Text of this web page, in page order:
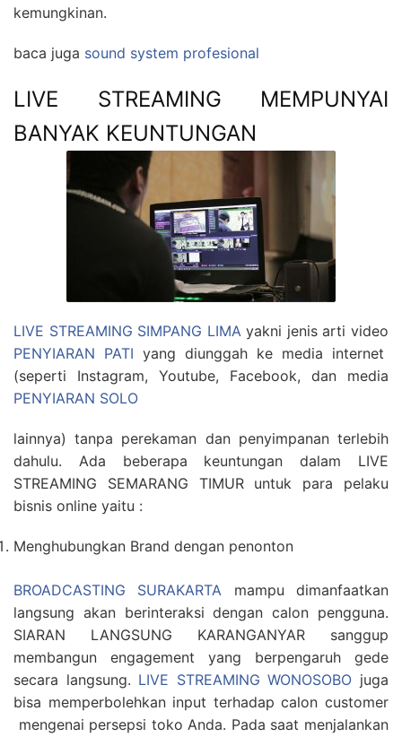
kemungkinan.
baca juga sound system profesional
LIVE STREAMING MEMPUNYAI
BANYAK KEUNTUNGAN
LIVE STREAMING SIMPANG LIMAyakni jenis arti video
PENYIARAN PATI yang diunggah ke media internet
(seperti Instagram, Youtube, Facebook, dan media
PENYIARAN SOLO
lainnya) tanpa perekaman dan penyimpanan terlebih
dahulu. Ada beberapa keuntungan dalam LIVE
STREAMING SEMARANG TIMUR untuk para pelaku
bisnis online yaitu :
Menghubungkan Brand dengan penonton
BROADCASTING SURAKARTA mampu dimanfaatkan
langsung akan berinteraksi dengan calon pengguna.
SIARAN LANGSUNG KARANGANYAR sanggup
membangun engagement yang berpengaruh gede
secara langsung. LIVE STREAMING WONOSOBO juga
bisa memperbolehkan input terhadap calon customer
mengenai persepsi toko Anda. Pada saat menjalankan